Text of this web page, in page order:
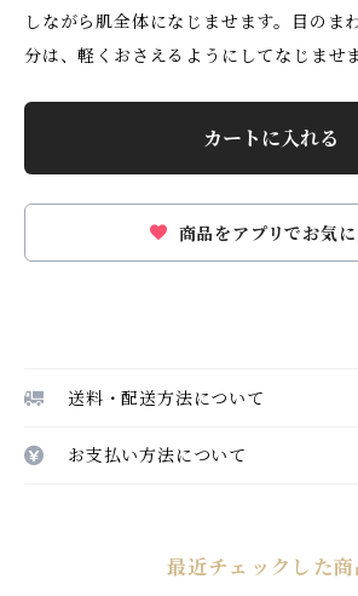
しながら肌全体になじませます。目のま
分は、軽くおさえるようにしてなじませま
カートに入れる
商品をアプリでお気に
送料・配送方法について
お支払い方法について
最近チェックした商